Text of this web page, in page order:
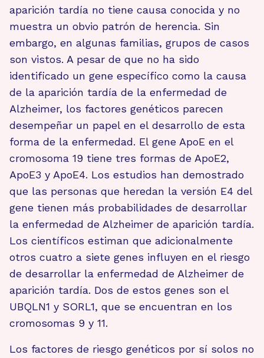
aparición tardía no tiene causa conocida y no
muestra un obvio patrón de herencia. Sin
embargo, en algunas familias, grupos de casos
son vistos. A pesar de que no ha sido
identificado un gene específico como la causa
de la aparición tardía de la enfermedad de
Alzheimer, los factores genéticos parecen
desempeñar un papel en el desarrollo de esta
forma de la enfermedad. El gene ApoE en el
cromosoma 19 tiene tres formas de ApoE2,
ApoE3 y ApoE4. Los estudios han demostrado
que las personas que heredan la versión E4 del
gene tienen más probabilidades de desarrollar
la enfermedad de Alzheimer de aparición tardía.
Los científicos estiman que adicionalmente
otros cuatro a siete genes influyen en el riesgo
de desarrollar la enfermedad de Alzheimer de
aparición tardía. Dos de estos genes son el
UBQLN1 y SORL1, que se encuentran en los
cromosomas 9 y 11.
Los factores de riesgo genéticos por sí solos no